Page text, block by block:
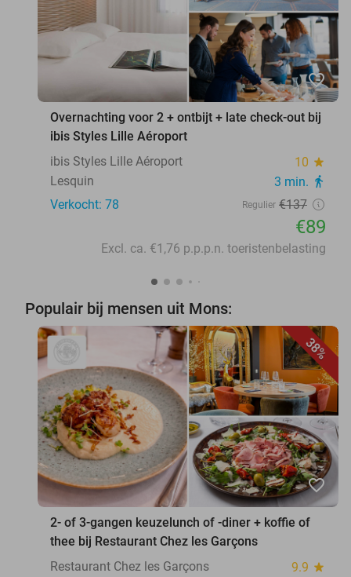
favorite_border
Overnachting voor 2 + ontbijt + late check-out bij
ibis Styles Lille Aéroport
ibis Styles Lille Aéroport
10 star
Lesquin 3 min. directions_walk
Verkocht: 78 Regulier €137
€89
Excl. ca. €1,76 p.p.p.n. toeristenbelasting
Populair bij mensen uit Mons:
38%
favorite_border
2- of 3-gangen keuzelunch of -diner + koffie of
thee bij Restaurant Chez les Garçons
Restaurant Chez les Garçons
9.9 star